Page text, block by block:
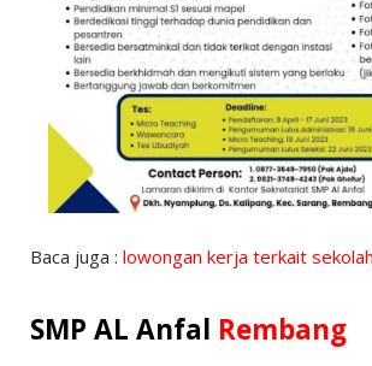
Baca juga : lowongan kerja terkait
SMP AL Anfal Rembang